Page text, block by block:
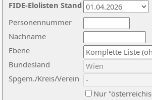
Nachname
Ebene
Personennummer
Bundesland
Spgem./Kreis/Verein
Nur
FIDE-Elolisten Stand